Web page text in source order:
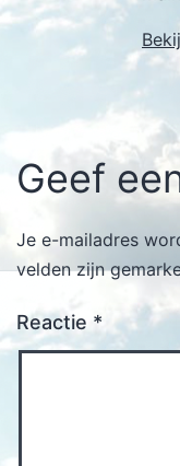
Geef
Je e-mailadres
velden zijn
Reactie *